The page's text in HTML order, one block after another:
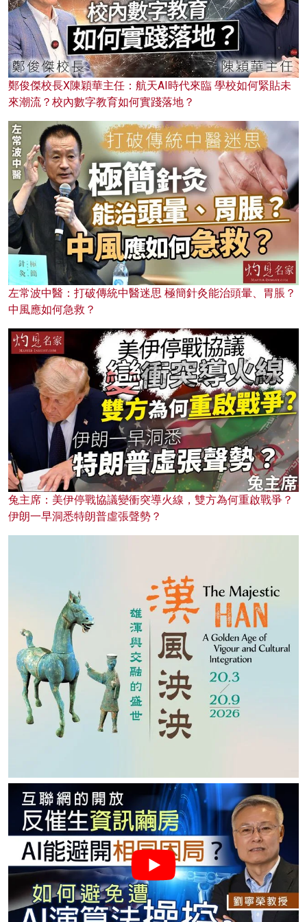
鄭俊傑校長X陳穎華主任：航天AI時代來臨 學校如何緊貼未
來潮流？校內數字教育如何實踐落地？
左常波中醫：打破傳統中醫迷思 極簡針灸能治頭暈、胃脹？
中風應如何急救？
兔主席：美伊停戰協議變衝突導火線，雙方為何重啟戰爭？
伊朗一早洞悉特朗普虛張聲勢？